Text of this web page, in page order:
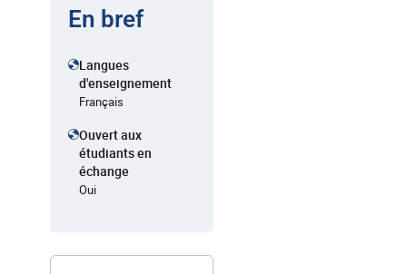
En bref
Langues
d'enseignement
Français
Ouvert aux
étudiants en
échange
Oui